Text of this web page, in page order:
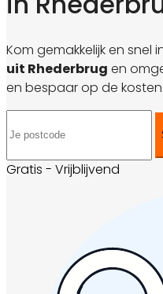
Kom gemakkelijk en snel
uit Rhederbrug en
en bespaar op de
Gratis - Vrijblijvend